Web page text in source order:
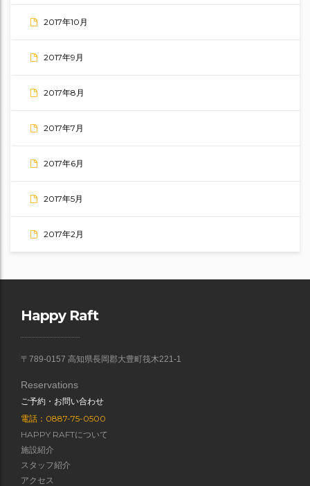
2017年10月
2017年9月
2017年8月
2017年7月
2017年6月
2017年5月
2017年2月
Happy Raft
〒789-0157 高知県長岡郡大豊町筏木221-1
Reservations
ご予約・お問い合わせ
電話：0887-75-0500
HAPPY RAFTについて
施設紹介
スタッフ紹介
アクセス